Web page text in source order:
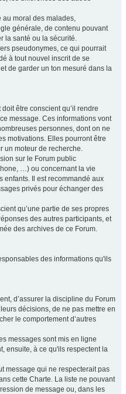
au moral des malades,
générale, de contenu pouvant
la santé ou la sécurité.
pseudonymes, ce qui pourrait
à tout nouvel inscrit de se
de garder un ton mesuré dans la
être conscient qu’il rendre
message. Ces informations vont
personnes, dont on ne
motivations. Elles pourront être
un moteur de recherche.
sur le Forum public
…) ou concernant la vie
enfants. Il est recommandé aux
privés pour échanger des
qu’une partie de ses propres
des autres participants, et
des archives de ce Forum.
des informations qu'ils
d’assurer la discipline du Forum
décisions, de ne pas mettre en
le comportement d’autres
messages sont mis en ligne
ensuite, à ce qu'ils respectent la
message qui ne respecterait pas
cette Charte. La liste ne pouvant
de message ou, dans les